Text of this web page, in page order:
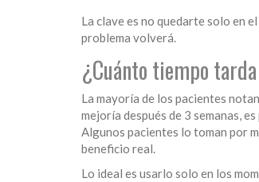
La clave es no quedarte solo en
problema volverá.
¿Cuánto tiempo
La mayoría de los pacientes
mejoría después de 3 semanas,
Algunos pacientes lo toman por
beneficio real.
Lo ideal es usarlo solo en los